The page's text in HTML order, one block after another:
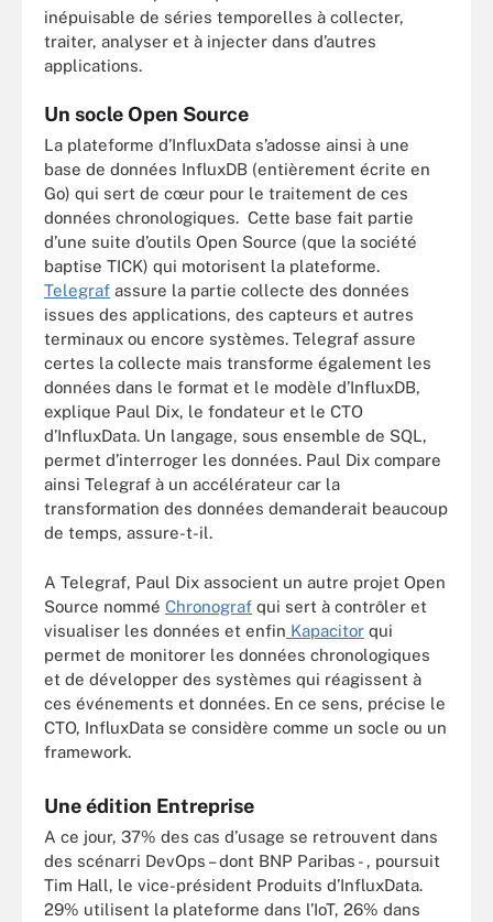
inépuisable de séries temporelles à collecter,
traiter, analyser et à injecter dans d’autres
applications.
Un socle Open Source
La plateforme d’InfluxData s’adosse ainsi à une
base de données InfluxDB (entièrement écrite en
Go) qui sert de cœur pour le traitement de ces
données chronologiques. Cette base fait partie
d’une suite d’outils Open Source (que la société
baptise TICK) qui motorisent la plateforme.
Telegraf assure la partie collecte des données
issues des applications, des capteurs et autres
terminaux ou encore systèmes. Telegraf assure
certes la collecte mais transforme également les
données dans le format et le modèle d’InfluxDB,
explique Paul Dix, le fondateur et le CTO
d’InfluxData. Un langage, sous ensemble de SQL,
permet d’interroger les données. Paul Dix compare
ainsi Telegraf à un accélérateur car la
transformation des données demanderait beaucoup
de temps, assure-t-il.
A Telegraf, Paul Dix associent un autre projet Open
Source nommé Chronograf qui sert à contrôler et
visualiser les données et enfin Kapacitor qui
permet de monitorer les données chronologiques
et de développer des systèmes qui réagissent à
ces événements et données. En ce sens, précise le
CTO, InfluxData se considère comme un socle ou un
framework.
Une édition Entreprise
A ce jour, 37% des cas d’usage se retrouvent dans
des scénarri DevOps – dont BNP Paribas - , poursuit
Tim Hall, le vice-président Produits d’InfluxData.
29% utilisent la plateforme dans l’IoT, 26% dans